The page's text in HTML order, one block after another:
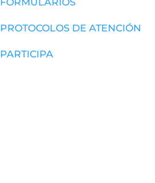
PROTOCOLOS DE ATENCIÓN
PARTICIPA